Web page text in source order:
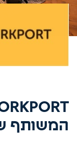
המשותף